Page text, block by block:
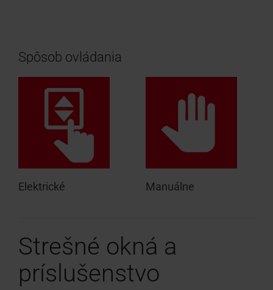
Spôsob ovládania
Elektrické Manuálne
Strešné okná a
príslušenstvo